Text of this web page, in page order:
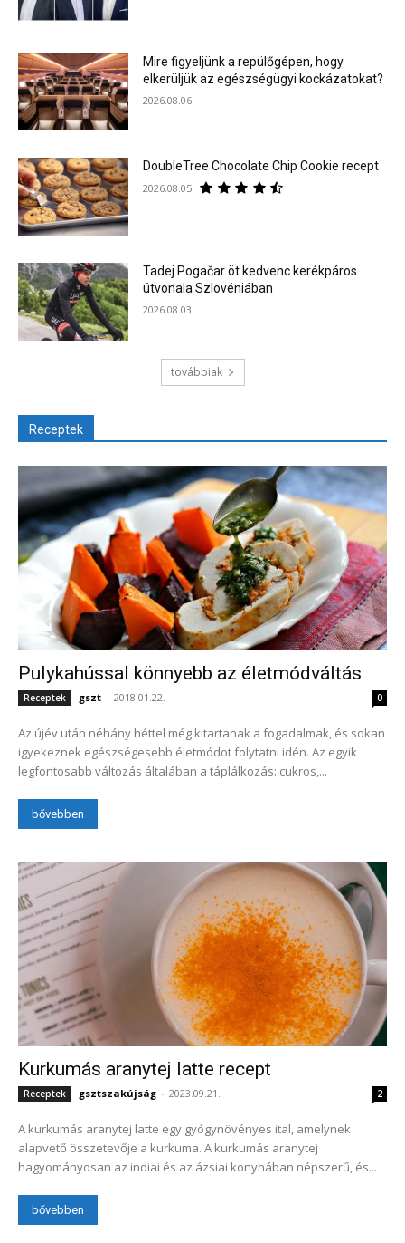
Mire figyeljünk a repülőgépen, hogy
elkerüljük az egészségügyi kockázatokat?
2026.08.06.
DoubleTree Chocolate Chip Cookie recept
2026.08.05.
Tadej Pogačar öt kedvenc kerékpáros
útvonala Szlovéniában
2026.08.03.
továbbiak
Receptek
Pulykahússal könnyebb az életmódváltás
Receptek gszt - 2018.01.22. 0
Az újév után néhány héttel még kitartanak a fogadalmak, és sokan
igyekeznek egészségesebb életmódot folytatni idén. Az egyik
legfontosabb változás általában a táplálkozás: cukros,...
bővebben
Kurkumás aranytej latte recept
Receptek gsztszakújság - 2023.09.21. 2
A kurkumás aranytej latte egy gyógynövényes ital, amelynek
alapvető összetevője a kurkuma. A kurkumás aranytej
hagyományosan az indiai és az ázsiai konyhában népszerű, és...
bővebben